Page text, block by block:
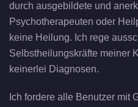
durch ausgebildete und
Psychotherapeuten oder
keine Heilung. Ich rege
Selbstheilungskräfte meiner
keinerlei Diagnosen.
Ich fordere alle Benutzer mit